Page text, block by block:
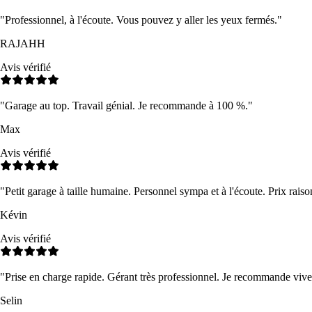
"Professionnel, à l'écoute. Vous pouvez y aller les yeux fermés."
RAJAHH
Avis vérifié
"Garage au top. Travail génial. Je recommande à 100 %."
Max
Avis vérifié
"Petit garage à taille humaine. Personnel sympa et à l'écoute. Prix
Kévin
Avis vérifié
"Prise en charge rapide. Gérant très professionnel. Je recommande
Selin